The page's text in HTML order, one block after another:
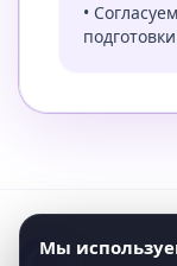
•
Мы